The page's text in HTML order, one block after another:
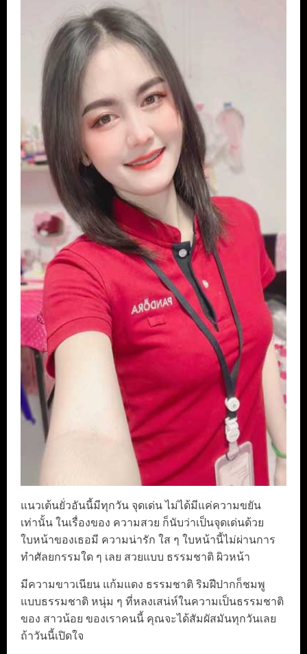
แนวเต้นยั่วอันนี้มีทุกวัน จุดเด่น ไม่ได้มีแค่ความขยัน
เท่านั้น ในเรื่องของ ความสวย ก็นับว่าเป็นจุดเด่นด้วย
ใบหน้าของเธอมี ความน่ารัก ใส ๆ ใบหน้านี้ไม่ผ่านการ
ทำศัลยกรรมใด ๆ เลย สวยแบบ ธรรมชาติ ผิวหน้า
มีความขาวเนียน แก้มแดง ธรรมชาติ ริมฝีปากก็ชมพู
แบบธรรมชาติ หนุ่ม ๆ ที่หลงเสน่ห์ในความเป็นธรรมชาติ
ของ สาวน้อย ของเราคนนี้ คุณจะได้สัมผัสมันทุกวันเลย
ถ้าวันนี้เปิดใจ